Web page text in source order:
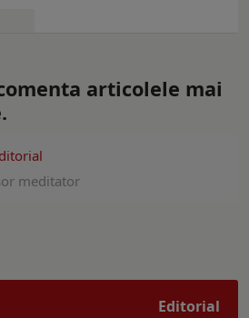
articolele mai
meditator
Editorial